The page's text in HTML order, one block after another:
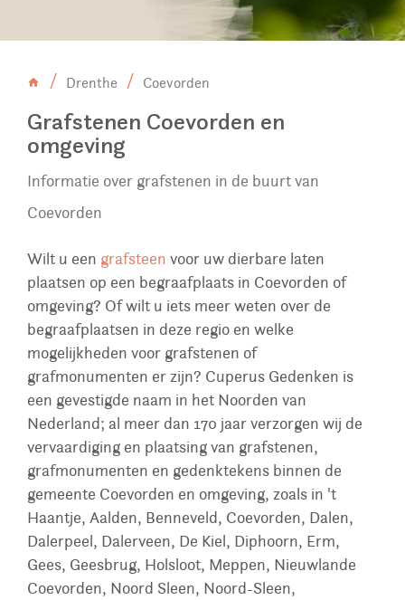
Drenthe Coevorden
Grafstenen Coevorden en
omgeving
Informatie over grafstenen in de buurt van
Coevorden
Wilt u een grafsteen voor uw dierbare laten
plaatsen op een begraafplaats in Coevorden of
omgeving? Of wilt u iets meer weten over de
begraafplaatsen in deze regio en welke
mogelijkheden voor grafstenen of
grafmonumenten er zijn? Cuperus Gedenken is
een gevestigde naam in het Noorden van
Nederland; al meer dan 170 jaar verzorgen wij de
vervaardiging en plaatsing van grafstenen,
grafmonumenten en gedenktekens binnen de
gemeente Coevorden en omgeving, zoals in 't
Haantje, Aalden, Benneveld, Coevorden, Dalen,
Dalerpeel, Dalerveen, De Kiel, Diphoorn, Erm,
Gees, Geesbrug, Holsloot, Meppen, Nieuwlande
Coevorden, Noord Sleen, Noord-Sleen,